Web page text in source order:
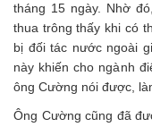
tháng 15 ngày. Nhờ
thua trông thấy khi có
bị đối tác nước ngoài
này khiến cho ngành
ông Cường nói được,
Ông Cường cũng đã